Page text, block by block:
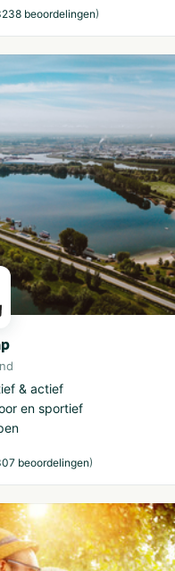
beoordelingen)
& actief
en sportief
beoordelingen)